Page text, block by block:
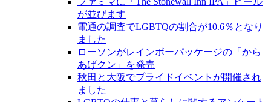
が並びます
電通の調査でLGBTQの割合が10.6％となり
ました
ローソンがレインボーパッケージの「から
あげクン」を発売
秋田と大阪でプライドイベントが開催され
ました